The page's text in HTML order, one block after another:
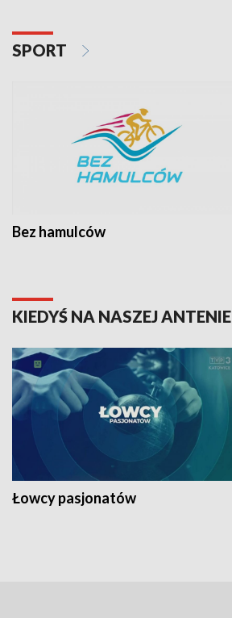
SPORT
Bez hamulców
KIEDYŚ NA NASZEJ ANTENIE
Łowcy pasjonatów